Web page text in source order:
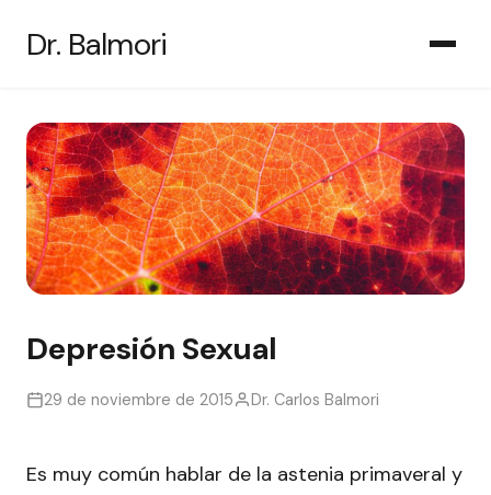
Dr. Balmori
Depresión Sexual
29 de noviembre de 2015 Dr. Carlos Balmori
Es muy común hablar de la astenia primaveral y